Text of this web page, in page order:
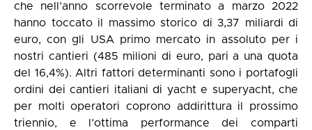
che nell’anno scorrevole terminato a marzo 2022
hanno toccato il massimo storico di 3,37 miliardi di
euro, con gli USA primo mercato in assoluto per i
nostri cantieri (485 milioni di euro, pari a una quota
del 16,4%). Altri fattori determinanti sono i portafogli
ordini dei cantieri italiani di yacht e superyacht, che
per molti operatori coprono addirittura il prossimo
triennio, e l’ottima performance dei comparti